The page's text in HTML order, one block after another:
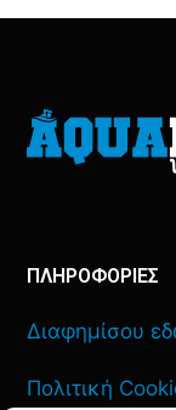
ΠΛΗΡΟΦΟΡΙΕΣ
Διαφημίσου
Πολιτική